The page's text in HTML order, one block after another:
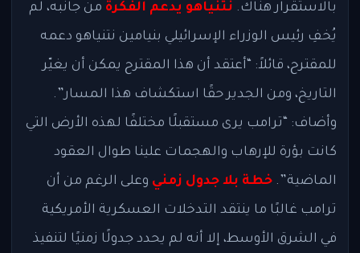
بالاستقرار هناك. نتنياهو يدعم الفكرة من جانبه، لم
يُخفِ رئيس الوزراء الإسرائيلي بنيامين نتنياهو دعمه
للمقترح، قائلاً: “أعتقد أن هذا المقترح يمكن أن يغيّر
التاريخ، ومن الجدير حقًا استكشاف هذا المسار”.
وأضاف: “ترامب يرى مستقبلًا مختلفًا لهذه الأرض التي
كانت بؤرة للإرهاب والهجمات علينا طوال العقود
الماضية”. خطة بلا جدول زمني وعلى الرغم من أن
ترامب غالبًا ما ينتقد التدخلات العسكرية الأمريكية
في الشرق الأوسط، إلا أنه لم يحدد جدولًا زمنيًا لتنفيذ